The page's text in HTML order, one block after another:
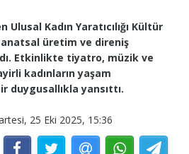
Ulusal Kadın Yaratıcılığı Kültür
üretim ve direniş
Etkinlikte tiyatro, müzik ve
kadınların yaşam
duygusallıkla yansıttı.
25 Eki 2025, 15:36